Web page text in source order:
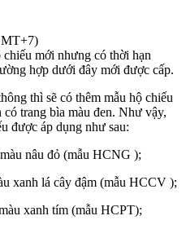
mới nhưng có thời hạn
hợp dưới đây mới được cấp.
thì sẽ có thêm mẫu hộ chiếu
trang bìa màu đen. Như vậy,
được áp dụng như sau:
nâu đỏ (mẫu HCNG );
xanh lá cây đậm (mẫu HCCV );
xanh tím (mẫu HCPT);